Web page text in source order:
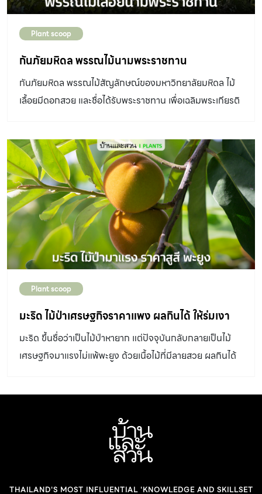
Plant scoop
กันภัยมหิดล พรรณไม้นามพระราชทาน
กันภัยมหิดล พรรณไม้สัญลักษณ์ของมหาวิทยาลัยมหิดล ไม้
เลื้อยมีดอกสวย และชื่อได้รับพระราชทาน เพื่อเฉลิมพระเกียรติ
Plant scoop
มะริด ไม้ป่าเศรษฐกิจราคาแพง ผลกินได้ ให้ร่มเงา
มะริด ขึ้นชื่อว่าเป็นไม้ป่าหายาก แต่ปัจจุบันกลับกลายเป็นไม้
เศรษฐกิจมาแรงไม่แพ้พะยูง ด้วยเนื้อไม้ที่มีลายสวย ผลกินได้
THAILAND'S MOST INFLUENTIAL 'KNOWLEDGE AND SKILLSET